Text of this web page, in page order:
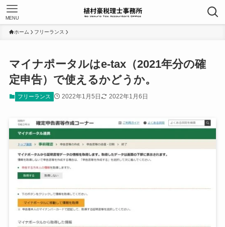
MENU
ホーム フリーランス
マイナポータルはe-tax（2021年分の確
定申告）で使えるかどうか。
フリーランス 2022年1月5日 2022年1月6日